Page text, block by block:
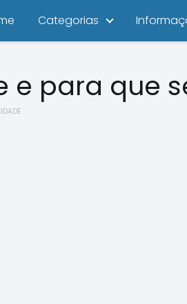
Categorias
e para que